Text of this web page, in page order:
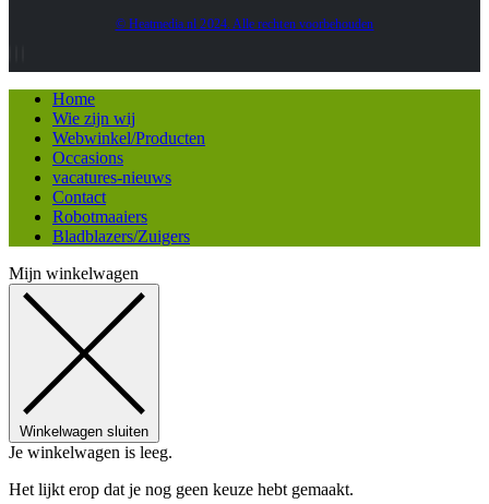
© Heatmedia.nl 2024. Alle rechten voorbehouden
Home
Wie zijn wij
Webwinkel/Producten
Occasions
vacatures-nieuws
Contact
Robotmaaiers
Bladblazers/Zuigers
Mijn winkelwagen
Winkelwagen sluiten
Je winkelwagen is leeg.
Het lijkt erop dat je nog geen keuze hebt gemaakt.